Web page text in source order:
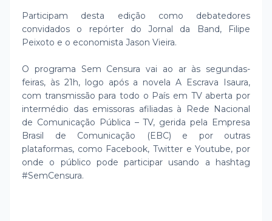
Participam desta edição como debatedores
convidados o repórter do Jornal da Band, Filipe
Peixoto e o economista Jason Vieira.
O programa Sem Censura vai ao ar às segundas-
feiras, às 21h, logo após a novela A Escrava Isaura,
com transmissão para todo o País em TV aberta por
intermédio das emissoras afiliadas à Rede Nacional
de Comunicação Pública – TV, gerida pela Empresa
Brasil de Comunicação (EBC) e por outras
plataformas, como Facebook, Twitter e Youtube, por
onde o público pode participar usando a hashtag
#SemCensura.